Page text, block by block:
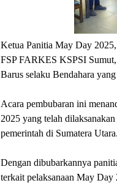
Ketua Panitia May Day
FSP FARKES KSPSI
Barus selaku Bendahara
Acara pembubaran ini
2025 yang telah
pemerintah di Sumatera Utara.
Dengan dibubarkannya
terkait pelaksanaan May Day